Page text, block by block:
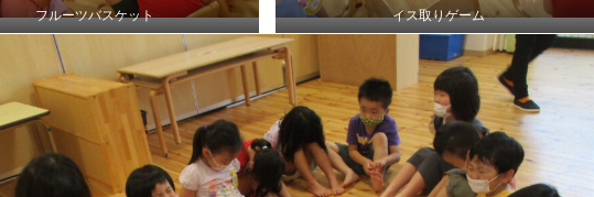
フルーツバスケット イス取りゲーム